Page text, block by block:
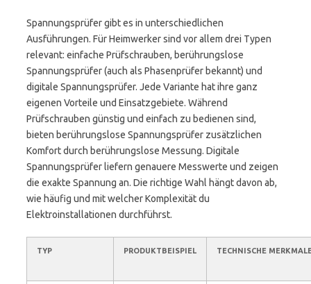
Spannungsprüfer gibt es in unterschiedlichen
Ausführungen. Für Heimwerker sind vor allem drei Typen
relevant: einfache Prüfschrauben, berührungslose
Spannungsprüfer (auch als Phasenprüfer bekannt) und
digitale Spannungsprüfer. Jede Variante hat ihre ganz
eigenen Vorteile und Einsatzgebiete. Während
Prüfschrauben günstig und einfach zu bedienen sind,
bieten berührungslose Spannungsprüfer zusätzlichen
Komfort durch berührungslose Messung. Digitale
Spannungsprüfer liefern genauere Messwerte und zeigen
die exakte Spannung an. Die richtige Wahl hängt davon ab,
wie häufig und mit welcher Komplexität du
Elektroinstallationen durchführst.
TYP PRODUKTBEISPIEL TECHNISCHE